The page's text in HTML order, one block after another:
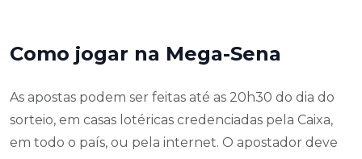
Como jogar na Mega-Sena
As apostas podem ser feitas até as 20h30 do dia do
sorteio, em casas lotéricas credenciadas pela Caixa,
em todo o país, ou pela internet. O apostador deve